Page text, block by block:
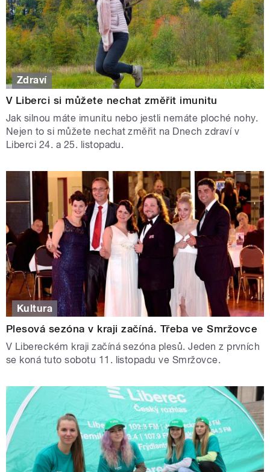
Zdraví
V Liberci si můžete nechat změřit imunitu
Jak silnou máte imunitu nebo jestli nemáte ploché nohy.
Nejen to si můžete nechat změřit na Dnech zdraví v
Liberci 24. a 25. listopadu.
Kultura
Plesová sezóna v kraji začíná. Třeba ve Smržovce
V Libereckém kraji začíná sezóna plesů. Jeden z prvních
se koná tuto sobotu 11. listopadu ve Smržovce.